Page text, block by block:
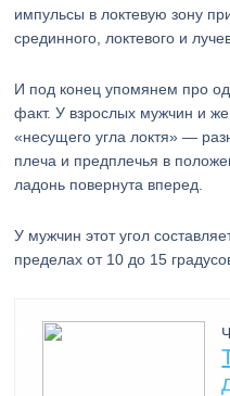
импульсы в локтевую зону
срединного, локтевого и
И под конец упомянем про
факт. У взрослых мужчин и
«несущего угла локтя» —
плеча и предплечья в
ладонь повернута вперед.
У мужчин этот угол
пределах от 10 до 15